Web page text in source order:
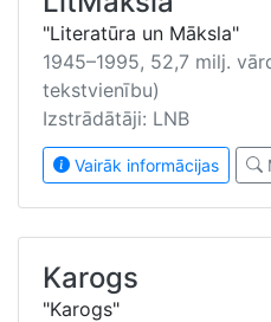
"Literatūra un Māksla"
1945–1995, 52,7 milj.
tekstvienību)
Izstrādātāji: LNB
Vairāk informācijas
Karogs
"Karogs"